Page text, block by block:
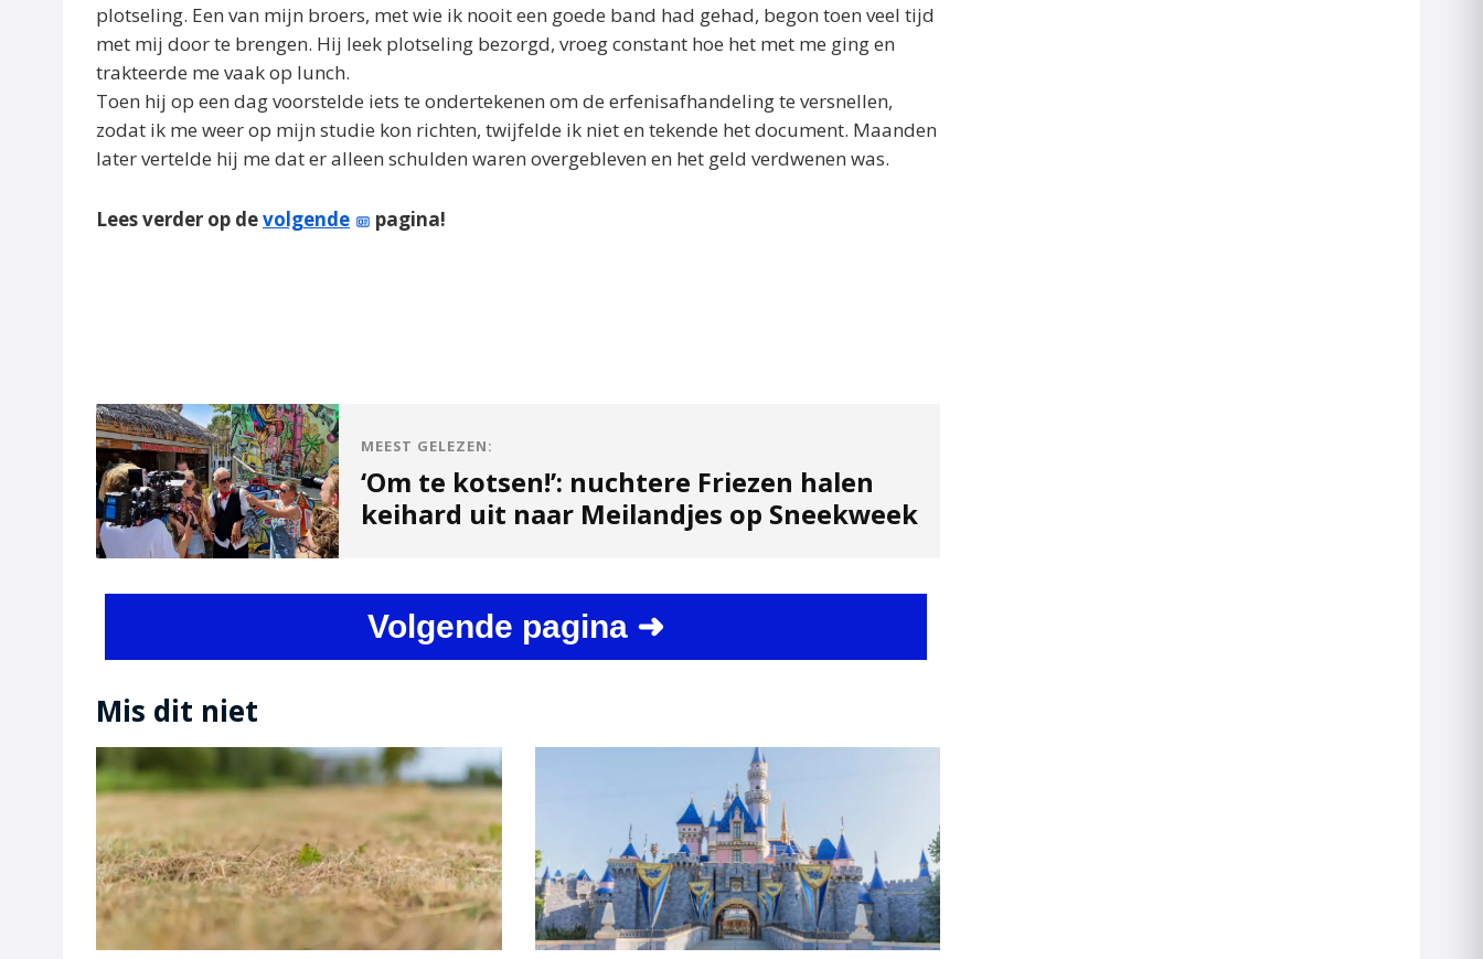
plotseling. Een van mijn broers, met wie ik nooit een goede band had gehad, begon toen veel tijd
met mij door te brengen. Hij leek plotseling bezorgd, vroeg constant hoe het met me ging en
trakteerde me vaak op lunch.
Toen hij op een dag voorstelde iets te ondertekenen om de erfenisafhandeling te versnellen,
zodat ik me weer op mijn studie kon richten, twijfelde ik niet en tekende het document. Maanden
later vertelde hij me dat er alleen schulden waren overgebleven en het geld verdwenen was.
Lees verder op devolgende pagina!
MEEST GELEZEN:
‘Om te kotsen!’: nuchtere Friezen halen
keihard uit naar Meilandjes op Sneekweek
Volgende pagina ➜
Mis dit niet